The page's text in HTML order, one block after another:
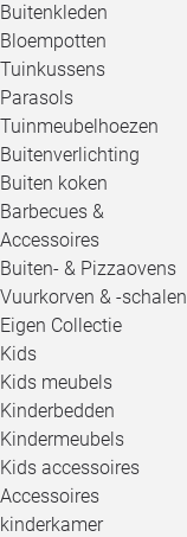
Buitenkleden
Bloempotten
Tuinkussens
Parasols
Tuinmeubelhoezen
Buitenverlichting
Buiten koken
Barbecues &
Accessoires
Buiten- & Pizzaovens
Vuurkorven & -schalen
Eigen Collectie
Kids
Kids meubels
Kinderbedden
Kindermeubels
Kids accessoires
Accessoires
kinderkamer